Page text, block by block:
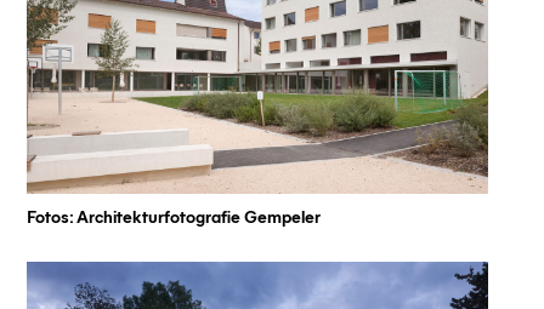
Fotos: Architekturfotografie Gempeler